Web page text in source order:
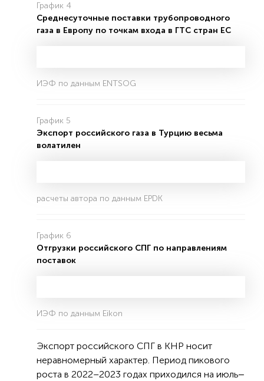
График 4
Среднесуточные поставки трубопроводного
газа в Европу по точкам входа в ГТС стран ЕС
ИЭФ по данным ENTSOG
График 5
Экспорт российского газа в Турцию весьма
волатилен
расчеты автора по данным EPDK
График 6
Отгрузки российского СПГ по направлениям
поставок
ИЭФ по данным Eikon
Экспорт российского СПГ в КНР носит
неравномерный характер. Период пикового
роста в 2022–2023 годах приходился на июль‒